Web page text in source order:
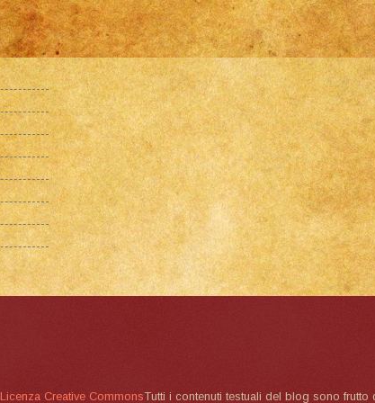
Licenza Creative CommonsTutti i contenuti testuali del blog sono